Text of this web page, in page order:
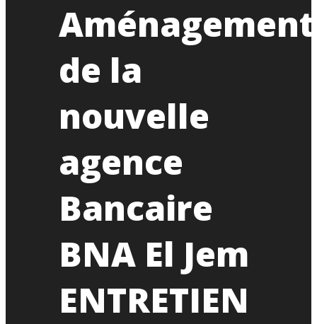
Aménagement
de la
nouvelle
agence
Bancaire
BNA El Jem
ENTRETIEN